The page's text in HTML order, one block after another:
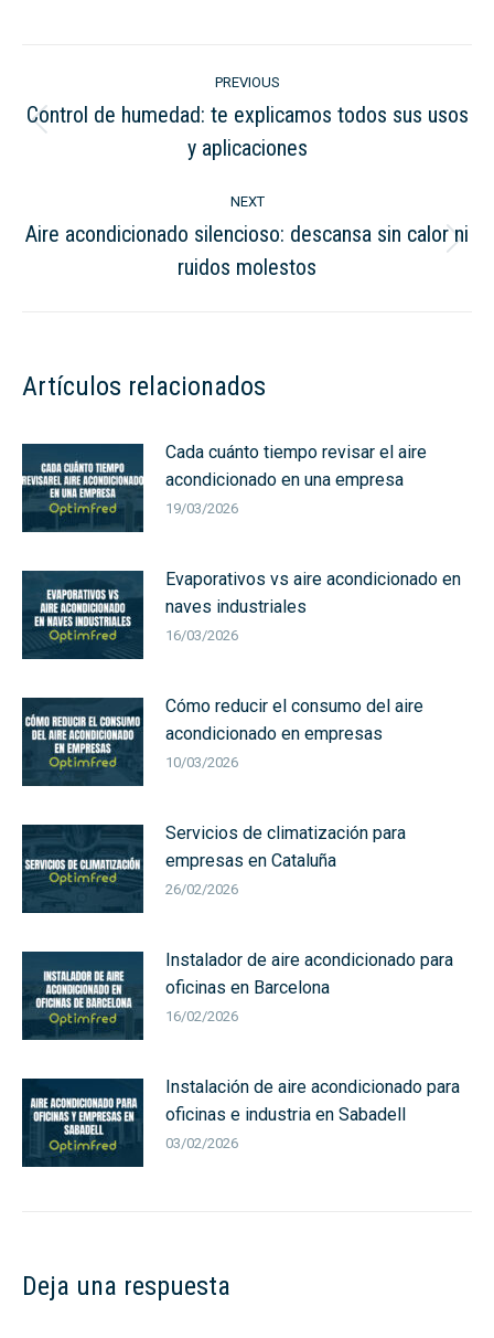
navigation
PREVIOUS
Previous
post:
Control de humedad: te explicamos todos sus usos
y aplicaciones
NEXT
post:
Aire acondicionado silencioso: descansa sin calor ni
ruidos molestos
Artículos relacionados
Cada cuánto tiempo revisar el aire
acondicionado en una empresa
19/03/2026
Evaporativos vs aire acondicionado en
naves industriales
16/03/2026
Cómo reducir el consumo del aire
acondicionado en empresas
10/03/2026
Servicios de climatización para
empresas en Cataluña
26/02/2026
Instalador de aire acondicionado para
oficinas en Barcelona
16/02/2026
Instalación de aire acondicionado para
oficinas e industria en Sabadell
03/02/2026
Deja una respuesta